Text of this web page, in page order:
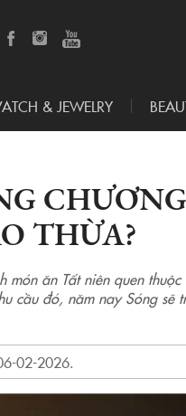
& JEWELRY
THỪA?
món ăn Tất niên quen
cầu đó, năm nay Sóng sẽ
02-2026.